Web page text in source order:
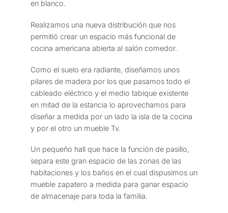
en blanco.
Realizamos una nueva distribución que nos
permitió crear un espacio más funcional de
cocina americana abierta al salón comedor.
Como el suelo era radiante, diseñamos unos
pilares de madera por los que pasamos todo el
cableado eléctrico y el medio tabique existente
en mitad de la estancia lo aprovechamos para
diseñar a medida por un lado la isla de la cocina
y por el otro un mueble Tv.
Un pequeño hall que hace la función de pasillo,
separa este gran espacio de las zonas de las
habitaciones y los baños en el cual dispusimos un
mueble zapatero a medida para ganar espacio
de almacenaje para toda la familia.